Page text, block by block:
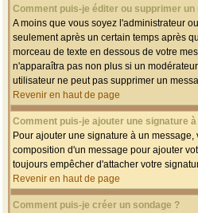
Comment puis-je éditer ou supprimer un
A moins que vous soyez l'administrateur
seulement après un certain temps après
morceau de texte en dessous de votre
n'apparaîtra pas non plus si un
utilisateur ne peut pas supprimer un
Revenir en haut de page
Comment puis-je ajouter une signature
Pour ajouter une signature à un
composition d'un message pour ajouter
toujours empêcher d'attacher votre
Revenir en haut de page
Comment puis-je créer un sondage ?